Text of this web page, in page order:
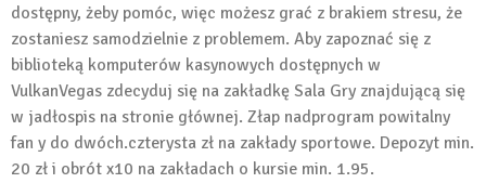
dostępny, żeby pomóc, więc możesz grać z brakiem stresu, że
zostaniesz samodzielnie z problemem. Aby zapoznać się z
biblioteką komputerów kasynowych dostępnych w
VulkanVegas zdecyduj się na zakładkę Sala Gry znajdującą się
w jadłospis na stronie głównej. Złap nadprogram powitalny
fan y do dwóch.czterysta zł na zakłady sportowe. Depozyt min.
20 zł i obrót x10 na zakładach o kursie min. 1.95.